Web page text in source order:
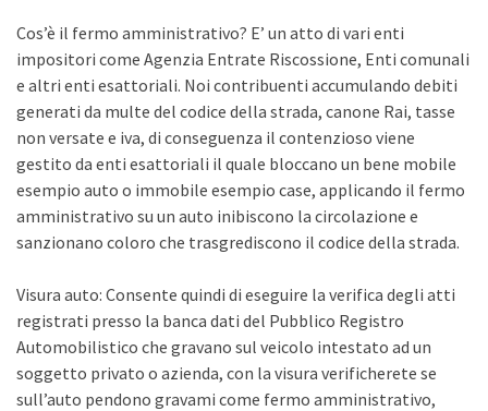
Cos’è il fermo amministrativo? E’ un atto di vari enti
impositori come Agenzia Entrate Riscossione, Enti comunali
e altri enti esattoriali. Noi contribuenti accumulando debiti
generati da multe del codice della strada, canone Rai, tasse
non versate e iva, di conseguenza il contenzioso viene
gestito da enti esattoriali il quale bloccano un bene mobile
esempio auto o immobile esempio case, applicando il fermo
amministrativo su un auto inibiscono la circolazione e
sanzionano coloro che trasgrediscono il codice della strada.
Visura auto: Consente quindi di eseguire la verifica degli atti
registrati presso la banca dati del Pubblico Registro
Automobilistico che gravano sul veicolo intestato ad un
soggetto privato o azienda, con la visura verificherete se
sull’auto pendono gravami come fermo amministrativo,